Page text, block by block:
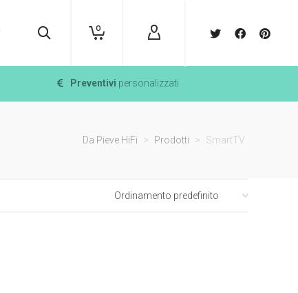
0
Preventivi personalizzati
Da Pieve HiFi > Prodotti > SmartTV